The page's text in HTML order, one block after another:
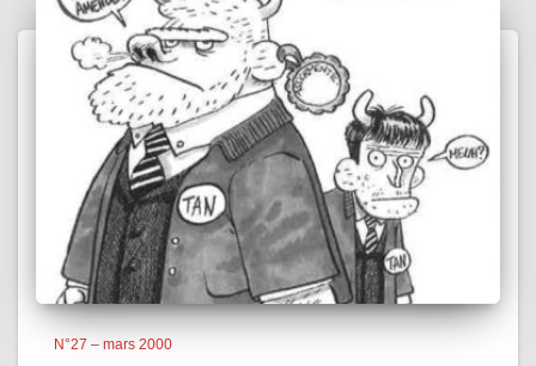
N°27 – mars 2000